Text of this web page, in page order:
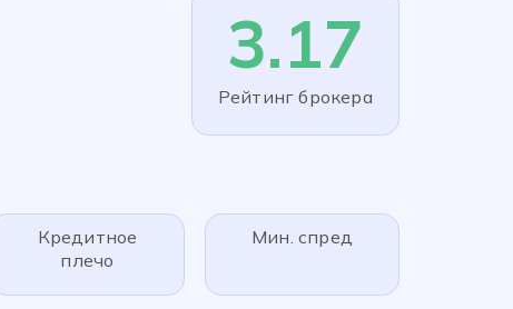
3.17
Рейтинг брокера
Кредитное
плечо
Мин. спред